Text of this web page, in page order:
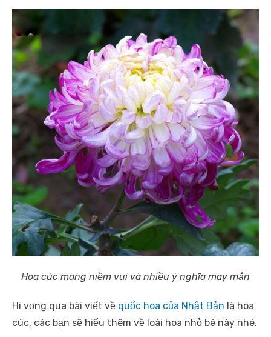
Hoa cúc mang niềm vui và nhiều ý nghĩa may mắn
Hi vọng qua bài viết về quốc hoa của Nhật Bản là hoa
cúc, các bạn sẽ hiểu thêm về loài hoa nhỏ bé này nhé.